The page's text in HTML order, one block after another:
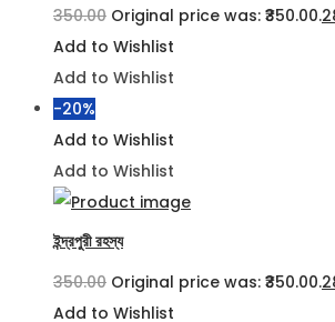
350.00 Original price was: ₹350.00.
Add to Wishlist
Add to Wishlist
-20%
Add to Wishlist
Add to Wishlist
ইন্দ্রপুরী রহস্য
350.00 Original price was: ₹350.00.
Add to Wishlist